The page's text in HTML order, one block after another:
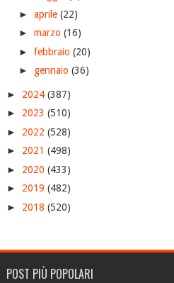
► aprile (22)
► marzo (16)
► febbraio (20)
► gennaio (36)
► 2024 (387)
► 2023 (510)
► 2022 (528)
► 2021 (498)
► 2020 (433)
► 2019 (482)
► 2018 (520)
POST PIÙ POPOLARI